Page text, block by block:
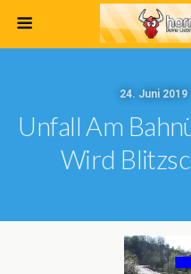
24. Juni 2019
Unfall Am
Wird